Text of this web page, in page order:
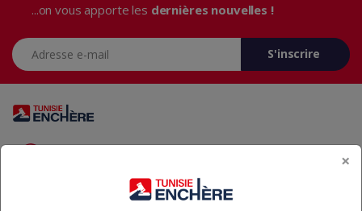
...on vous apporte les dernières nouvelles !
Adresse e-mail
S'inscrire
Vous avez des questions? Appelez-nous 24/7!
×